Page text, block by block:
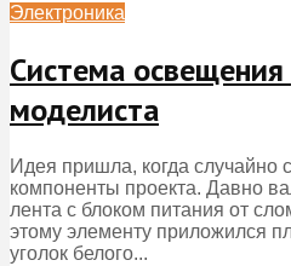
Электроника
Система освещения
моделиста
Идея пришла, когда случайно
компоненты проекта. Давно
лента с блоком питания от
этому элементу приложился
уголок белого...